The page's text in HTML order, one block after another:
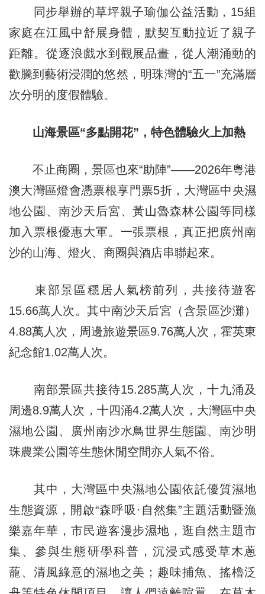
同步舉辦的草坪親子瑜伽公益活動，15組
家庭在江風中舒展身體，默契互動拉近了親子
距離。從逐浪戲水到觀展品畫，從人潮涌動的
歡騰到藝術浸潤的悠然，明珠灣的“五一”充滿層
次分明的度假體驗。
山海景區“多點開花”，特色體驗火上加熱
不止商圈，景區也來“助陣”——2026年粵港
澳大灣區燈會憑票根享門票5折，大灣區中央濕
地公園、南沙天后宮、黃山魯森林公園等同樣
加入票根優惠大軍。一張票根，真正把廣州南
沙的山海、燈火、商圈與酒店串聯起來。
東部景區穩居人氣榜前列，共接待遊客
15.66萬人次。其中南沙天后宮（含景區沙灘）
4.88萬人次，周邊旅遊景區9.76萬人次，霍英東
紀念館1.02萬人次。
南部景區共接待15.285萬人次，十九涌及
周邊8.9萬人次，十四涌4.2萬人次，大灣區中央
濕地公園、廣州南沙水鳥世界生態園、南沙明
珠農業公園等生態休閒空間亦人氣不俗。
其中，大灣區中央濕地公園依託優質濕地
生態資源，開啟“森呼吸·自然集”主題活動暨漁
樂嘉年華，市民遊客漫步濕地，逛自然主題市
集、參與生態研學科普，沉浸式感受草木蔥
蘢、清風綠意的濕地之美；趣味捕魚、搖櫓泛